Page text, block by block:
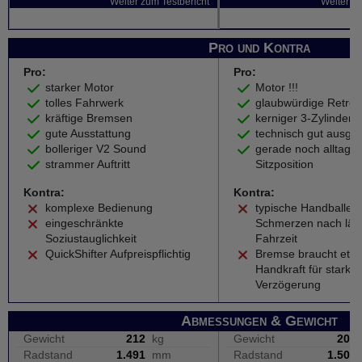
Pro und Kontra
Pro:
starker Motor
tolles Fahrwerk
kräftige Bremsen
gute Ausstattung
bolleriger V2 Sound
strammer Auftritt
Kontra:
komplexe Bedienung
eingeschränkte
Soziustauglichkeit
QuickShifter Aufpreispflichtig
Pro:
Motor !!!
glaubwürdige
kerniger 3-Zylinder
technisch gut
gerade noch
Sitzposition
Kontra:
typische
Schmerzen nach
Fahrzeit
Bremse braucht
Handkraft für starke
Verzögerung
Abmessungen & Gewicht
Gewicht 212
kg
Radstand
1.491 mm
Gewicht
200
Radstand
1.500